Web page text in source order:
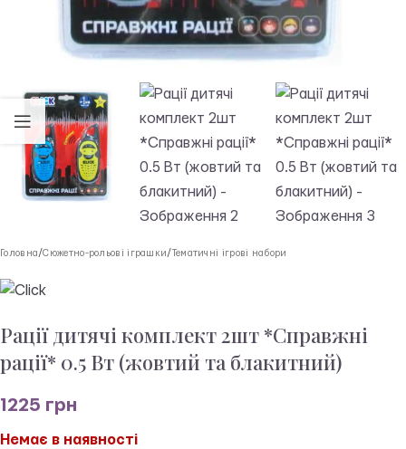
Головна /Сюжетно-рольові іграшки / Тематичні ігрові набори
Рації дитячі комплект 2шт *Справжні
рації* 0.5 Вт (жовтий та блакитний)
1225 грн
Немає в наявності